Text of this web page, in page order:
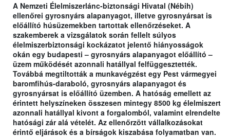
A Nemzeti Élelmiszerlánc-biztonsági Hivatal (Nébih)
ellenőrei gyrosnyárs alapanyagot, illetve gyrosnyársat is
előállító húsüzemekben tartottak ellenőrzéseket. A
szakemberek a vizsgálatok során fellelt súlyos
élelmiszerbiztonsági kockázatot jelentő hiányosságok
okán egy budapesti – gyrosnyárs alapanyagot előállító –
üzem működését azonnali hatállyal felfüggesztették.
Továbbá megtiltották a munkavégzést egy Pest vármegyei
baromfihús-daraboló, gyrosnyárs alapanyagot és
gyrosnyársat is előállító üzemben. A hatóság emellett az
érintett helyszíneken összesen mintegy 8500 kg élelmiszert
azonnali hatállyal kivont a forgalomból, valamint elrendelte
hatósági zár alá vételét. Az ellenőrzött vállalkozásokat
érintő eljárások és a bírságok kiszabása folyamatban van.